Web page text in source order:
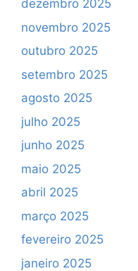
dezembro 2025
novembro 2025
outubro 2025
setembro 2025
agosto 2025
julho 2025
junho 2025
maio 2025
abril 2025
março 2025
fevereiro 2025
janeiro 2025